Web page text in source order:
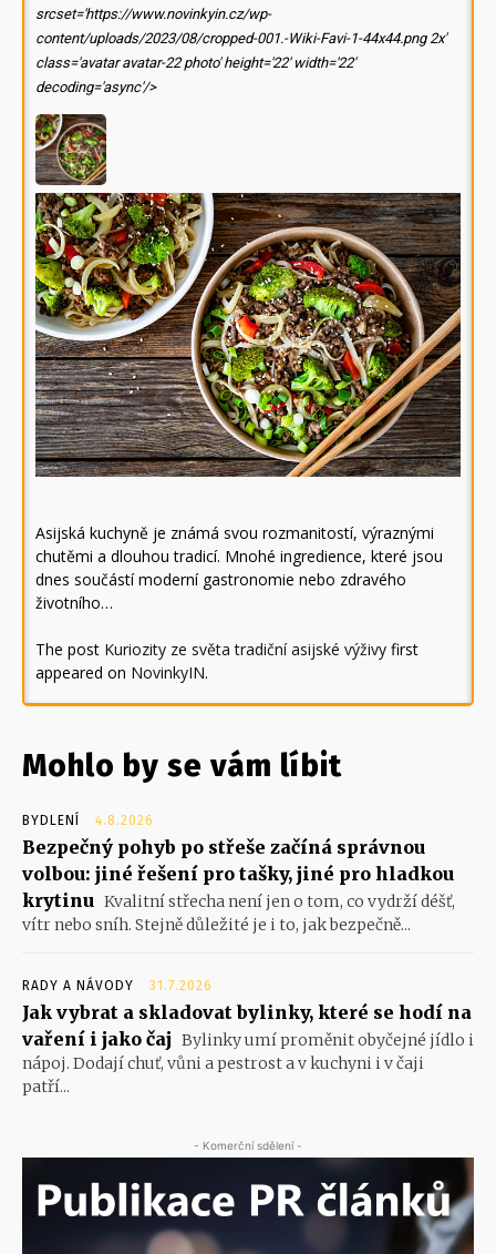
srcset='https://www.novinkyin.cz/wp-
content/uploads/2023/08/cropped-001.-Wiki-Favi-1-44x44.png 2x'
class='avatar avatar-22 photo' height='22' width='22'
decoding='async'/>
Asijská kuchyně je známá svou rozmanitostí, výraznými
chutěmi a dlouhou tradicí. Mnohé ingredience, které jsou
dnes součástí moderní gastronomie nebo zdravého
životního…
The post Kuriozity ze světa tradiční asijské výživy first
appeared on NovinkyIN.
Mohlo by se vám líbit
BYDLENÍ 4.8.2026
Bezpečný pohyb po střeše začíná správnou
volbou: jiné řešení pro tašky, jiné pro hladkou
krytinu Kvalitní střecha není jen o tom, co vydrží déšť,
vítr nebo sníh. Stejně důležité je i to, jak bezpečně...
RADY A NÁVODY 31.7.2026
Jak vybrat a skladovat bylinky, které se hodí na
vaření i jako čaj Bylinky umí proměnit obyčejné jídlo i
nápoj. Dodají chuť, vůni a pestrost a v kuchyni i v čaji
patří...
- Komerční sdělení -